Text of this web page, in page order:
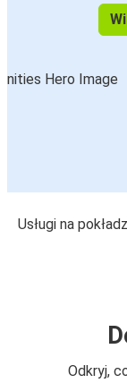
Usługi na
Odkryj,